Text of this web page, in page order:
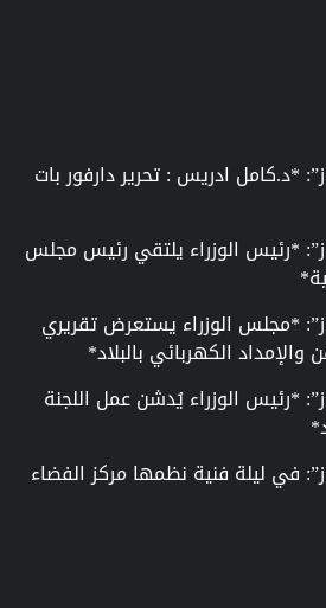
*د.كامل ادريس : تحرير دارفور بات
*رئيس الوزراء يلتقي رئيس مجلس
*مجلس الوزراء يستعرض تقريري
الكهربائي بالبلاد*
*رئيس الوزراء يُدشن عمل اللجنة
في ليلة فنية نظمها مركز الفضاء